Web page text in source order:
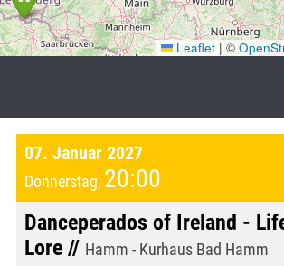
Leaflet | ©
07. Januar 2027
Donnerstag, 20:00
Danceperados of Ireland -
Lore // Hamm - Kurhaus Bad Hamm